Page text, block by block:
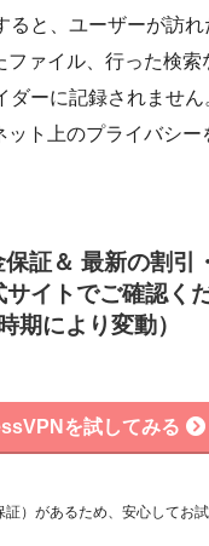
ると、ユーザーが訪れ
ファイル、行った検
ーに記録されません
ット上のプライバシー
証＆ 最新の割引
サイトでご確認く
時期により変動）
を試してみる
）があるため、安心してお